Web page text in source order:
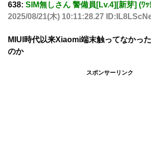
638: SIM無しさん 警備員[Lv.4][新芽] (ﾜ
2025/08/21(木) 10:11:28.27
MIUI時代以来Xiaomi端末触ってなかっ
のか
スポンサーリンク